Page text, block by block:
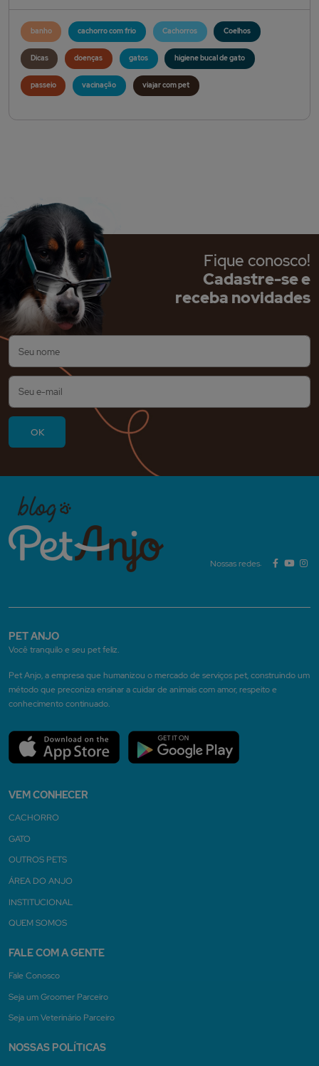
banho cachorro com frio Cachorros Coelhos
Dicas doenças gatos higiene bucal de gato
passeio vacinação viajar com pet
Fique conosco!
Cadastre-se e
receba novidades
Nossas redes:
PET ANJO
Você tranquilo e seu pet feliz.
Pet Anjo, a empresa que humanizou o mercado de serviços pet, construindo um
método que preconiza ensinar a cuidar de animais com amor, respeito e
conhecimento continuado.
VEM CONHECER
CACHORRO
GATO
OUTROS PETS
ÁREA DO ANJO
INSTITUCIONAL
QUEM SOMOS
FALE COM A GENTE
Fale Conosco
Seja um Groomer Parceiro
Seja um Veterinário Parceiro
NOSSAS POLÍTICAS